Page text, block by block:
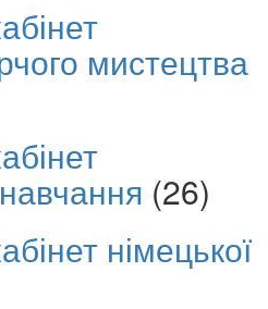
мистецтва
(26)
німецької